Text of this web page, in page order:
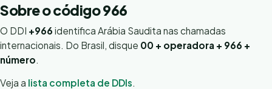
Sobre o código 966
O DDI +966 identifica Arábia Saudita nas chamadas
internacionais. Do Brasil, disque 00 + operadora + 966 +
número.
Veja a lista completa de DDIs.